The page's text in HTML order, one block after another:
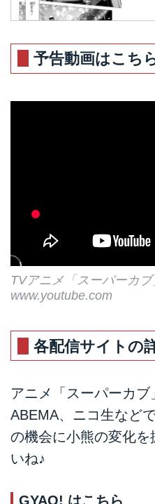
で
ます
とっ
うに
予告動画はこち
TVアニメ「スーパーカ
www.youtube.com
各配信サイトの
アニメ「スーパーカブ
ABEMA、ニコ生など
の機会に小熊の変化を
いね♪
GYAO! はこちら